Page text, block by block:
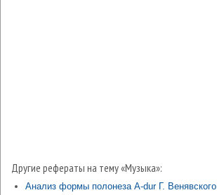
Другие рефераты на тему «Музыка»:
Анализ формы полонеза A-dur Г. Венявского